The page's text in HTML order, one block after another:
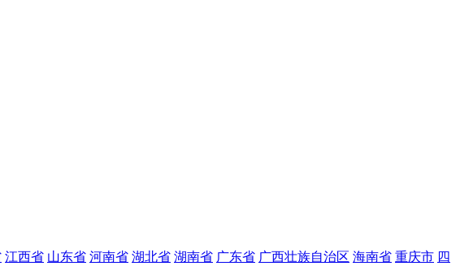
江西省 山东省 河南省 湖北省 湖南省 广东省 广西壮族自治区 海南省 重庆市 四